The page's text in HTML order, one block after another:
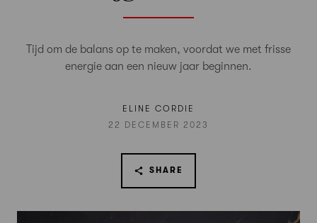
Tijd om de balans op te maken, voordat we met frisse
energie aan een nieuw jaar beginnen.
ELINE CORDIE
22 DECEMBER 2023
SHARE